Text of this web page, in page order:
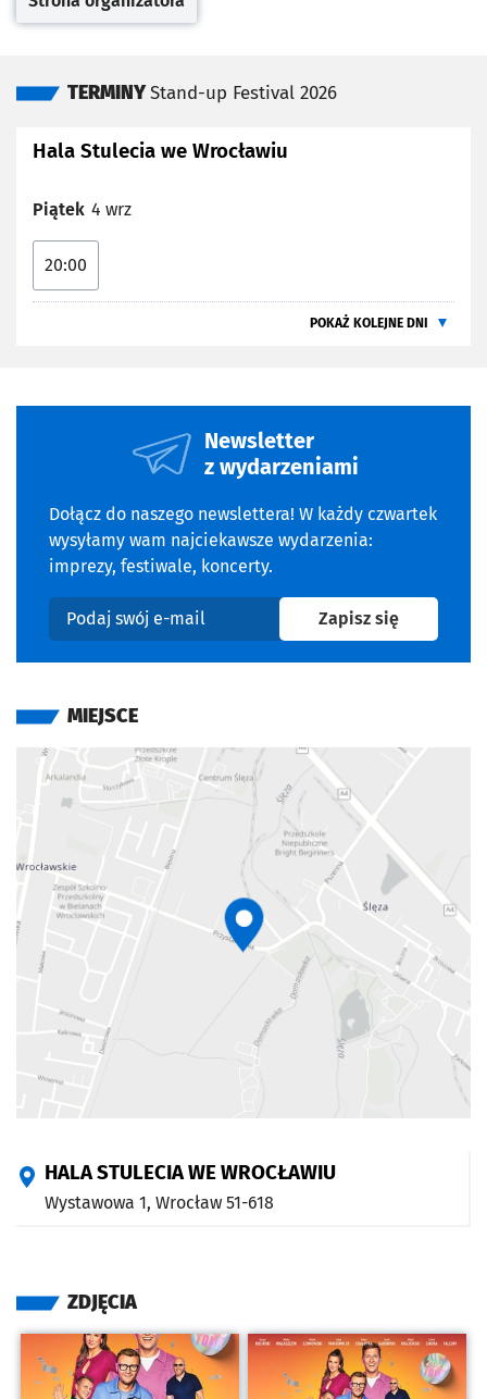
Otwiera się w nowej karcie
TERMINYStand-up Festival 2026
Hala Stulecia we Wrocławiu
Piątek 4 wrz
20:00
POKAŻ KOLEJNE DNI
Newsletter
z wydarzeniami
Dołącz do naszego newslettera! W każdy czwartek
wysyłamy wam najciekawsze wydarzenia:
imprezy, festiwale, koncerty.
Podaj swój e-mail
Zapisz sięna
MIEJSCE
HALA STULECIA WE WROCŁAWIU
Wystawowa 1, Wrocław 51-618
ZDJĘCIA
Kliknij, aby powiększyć Kliknij, aby powiększyć